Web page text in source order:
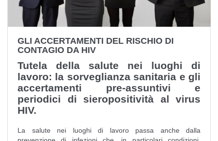
GLI ACCERTAMENTI DEL RISCHIO DI
CONTAGIO DA HIV
Tutela della salute nei luoghi di
lavoro: la sorveglianza sanitaria e gli
accertamenti pre-assuntivi e
periodici di sieropositività al virus
HIV.
La salute nei luoghi di lavoro passa anche dalla